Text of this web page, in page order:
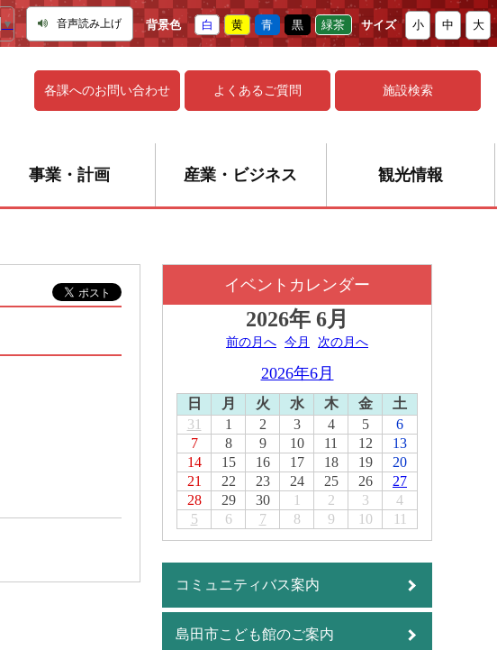
▼ 音声読み上げ 背景色 白 黄 青 黒 緑茶 サイズ 小 中 大
各課へのお問い合わせ よくあるご質問 施設検索
事業・計画 産業・ビジネス 観光情報
イベントカレンダー
2026年 6月
前の月へ 今月 次の月へ
2026年6月
日 月 火 水 木 金
土
31
1 2 3 4 5
6
7
8 9 10 11 12
13
14
15 16 17 18 19
20
21
22 23 24 25 26
27
28
29 30 1 2 3
4
5
6 7 8 9 10 11
コミュニティバス案内
島田市こども館のご案内